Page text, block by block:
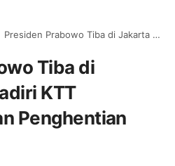
Presiden Prabowo Tiba di Jakarta Usai Hadiri KTT Perdamaian dan Penghentian Perang Gaza
Tiba di
KTT
Penghentian